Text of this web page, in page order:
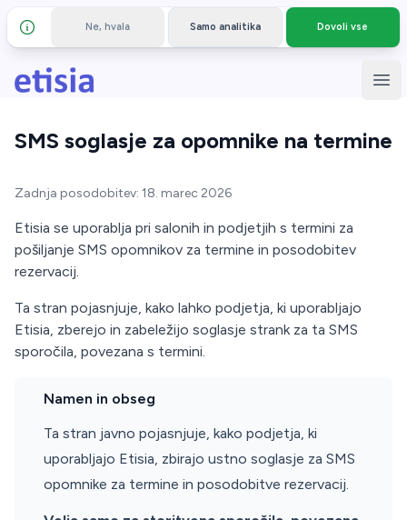
Podrobnosti in zasebnost
Ne, hvala Samo analitika Dovoli vse
Preskoči na glavno vsebino
Etisia
SMS soglasje za opomnike na termine
Zadnja posodobitev: 18. marec 2026
Etisia se uporablja pri salonih in podjetjih s termini za
pošiljanje SMS opomnikov za termine in posodobitev
rezervacij.
Ta stran pojasnjuje, kako lahko podjetja, ki uporabljajo
Etisia, zberejo in zabeležijo soglasje strank za ta SMS
sporočila, povezana s termini.
Namen in obseg
Ta stran javno pojasnjuje, kako podjetja, ki
uporabljajo Etisia, zbirajo ustno soglasje za SMS
opomnike za termine in posodobitve rezervacij.